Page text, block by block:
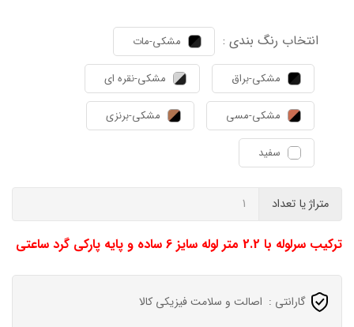
انتخاب رنگ بندی : مشکی-مات
مشکی-براق مشکی-نقره ای
مشکی-مسی مشکی-برنزی
سفید
متراژ یا تعداد
ترکیب سرلوله با 2.2 متر لوله سایز 6 ساده و پایه پارکی گرد ساعتی
گارانتی : اصالت و سلامت فیزیکی کالا